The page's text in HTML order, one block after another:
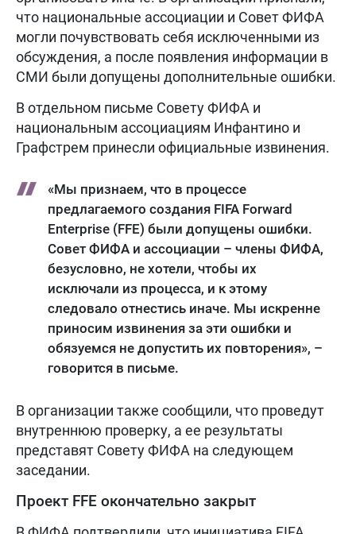
что национальные ассоциации и Совет ФИФА
могли почувствовать себя исключенными из
обсуждения, а после появления информации в
СМИ были допущены дополнительные ошибки.
В отдельном письме Совету ФИФА и
национальным ассоциациям Инфантино и
Графстрем принесли официальные извинения.
«Мы признаем, что в процессе
предлагаемого создания FIFA Forward
Enterprise (FFE) были допущены ошибки.
Совет ФИФА и ассоциации – члены ФИФА,
безусловно, не хотели, чтобы их
исключали из процесса, и к этому
следовало отнестись иначе. Мы искренне
приносим извинения за эти ошибки и
обязуемся не допустить их повторения», –
говорится в письме.
В организации также сообщили, что проведут
внутреннюю проверку, а ее результаты
представят Совету ФИФА на следующем
заседании.
Проект FFE окончательно закрыт